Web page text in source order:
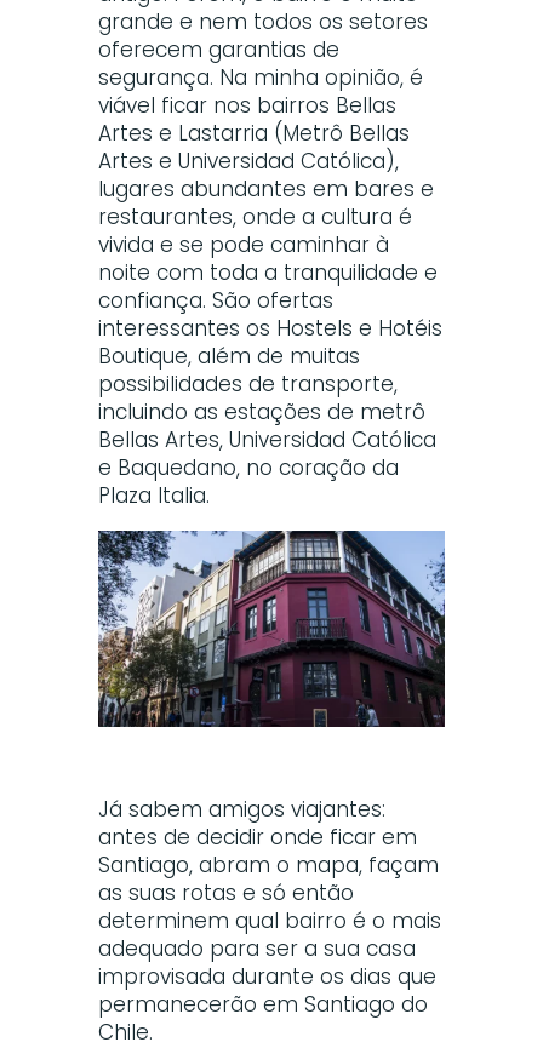
grande e nem todos os setores
oferecem garantias de
segurança. Na minha opinião, é
viável ficar nos bairros Bellas
Artes e Lastarria (Metrô Bellas
Artes e Universidad Católica),
lugares abundantes em bares e
restaurantes, onde a cultura é
vivida e se pode caminhar à
noite com toda a tranquilidade e
confiança. São ofertas
interessantes os Hostels e Hotéis
Boutique, além de muitas
possibilidades de transporte,
incluindo as estações de metrô
Bellas Artes, Universidad Católica
e Baquedano, no coração da
Plaza Italia.
Já sabem amigos viajantes:
antes de decidir onde ficar em
Santiago, abram o mapa, façam
as suas rotas e só então
determinem qual bairro é o mais
adequado para ser a sua casa
improvisada durante os dias que
permanecerão em Santiago do
Chile.